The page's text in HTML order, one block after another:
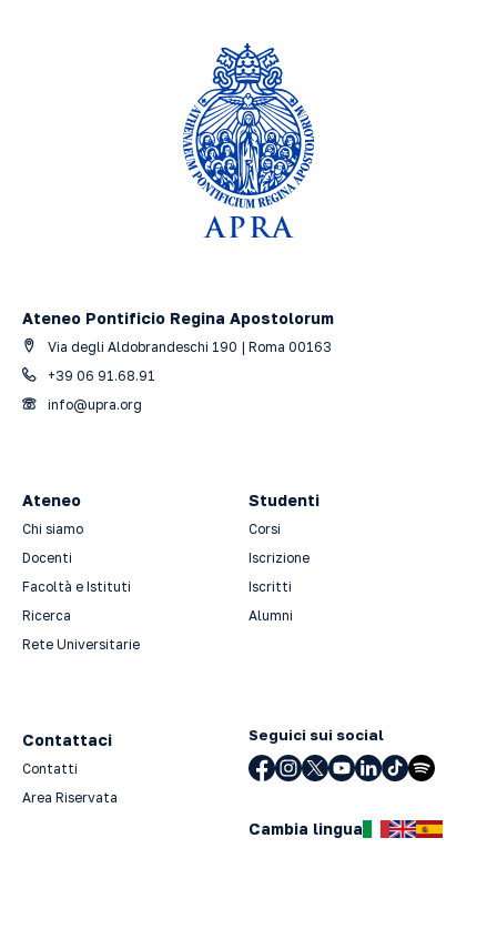
Ateneo Pontificio Regina Apostolorum
Via degli Aldobrandeschi 190 | Roma 00163
+39 06 91.68.91
info@upra.org
Ateneo
Chi siamo
Docenti
Facoltà e Istituti
Ricerca
Rete Universitarie
Studenti
Corsi
Iscrizione
Iscritti
Alumni
Contattaci
Contatti
Area Riservata
Seguici sui social
Cambia lingua